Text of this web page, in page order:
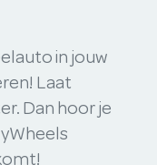
in jouw
Laat
Dan hoor je